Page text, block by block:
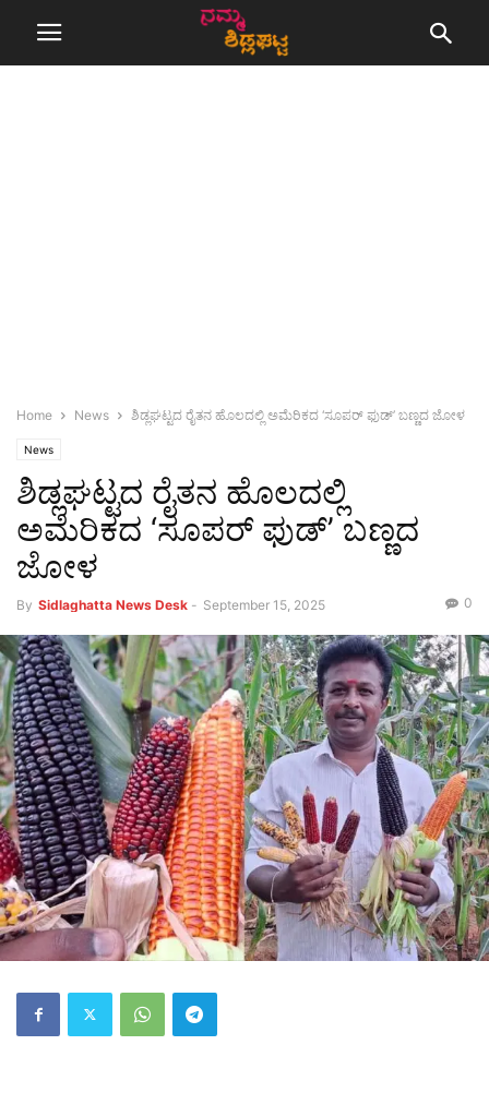
Home News ಶಿಡ್ಲಘಟ್ಟದ ರೈತನ ಹೊಲದಲ್ಲಿ ಅಮೆರಿಕದ ‘ಸೂಪರ್ ಫುಡ್’ ಬಣ್ಣದ ಜೋಳ
News
ಶಿಡ್ಲಘಟ್ಟದ ರೈತನ ಹೊಲದಲ್ಲಿ
ಅಮೆರಿಕದ ‘ಸೂಪರ್ ಫುಡ್’ ಬಣ್ಣದ
ಜೋಳ
By Sidlaghatta News Desk - September 15, 2025 0